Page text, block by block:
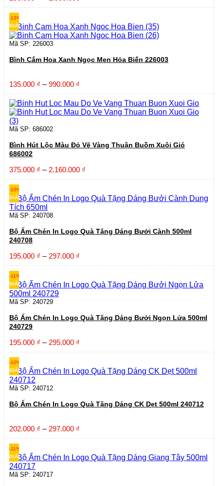
250.000 ₫
đến
1.950.000 ₫
-13%
GIẢM
Mã SP: 226003
Bình Cắm Hoa Xanh Ngọc Men Hỏa Biến 226003
135.000 ₫ – 990.000 ₫
từ
135.000 ₫
Mã SP: 686002
Bình Hút Lộc Màu Đỏ Vẽ Vàng Thuận Buồm Xuôi Gió
686002
375.000 ₫ – 2.160.000 ₫
375.000 ₫
đến
-10%
GIẢM
Mã SP: 240708
Bộ Ấm Chén In Logo Quà Tặng Dáng Bưởi Cành 500ml
240708
195.000 ₫ – 297.000 ₫
195.000 ₫
đến
-11%
GIẢM
Mã SP: 240729
Bộ Ấm Chén In Logo Quà Tặng Dáng Bưởi Ngọn Lửa 500ml
240729
195.000 ₫ – 295.000 ₫
195.000 ₫
đến
-10%
GIẢM
Mã SP: 240712
Bộ Ấm Chén In Logo Quà Tặng Dáng CK Dẹt 500ml 240712
202.000 ₫ – 297.000 ₫
202.000 ₫
đến
-11%
GIẢM
Mã SP: 240717